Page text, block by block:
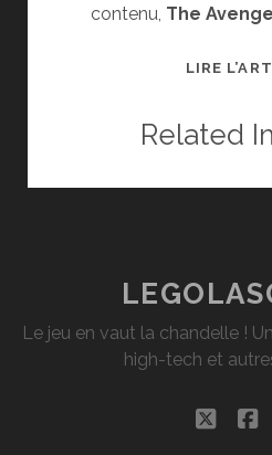
contenu, The
LIRE
Related
Le jeu en vaut la chandelle !
high-tech et